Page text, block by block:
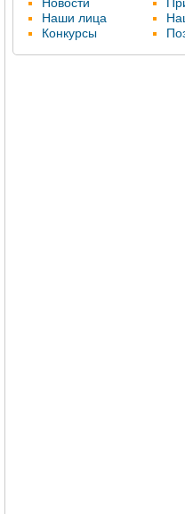
Наши лица
Конкурсы